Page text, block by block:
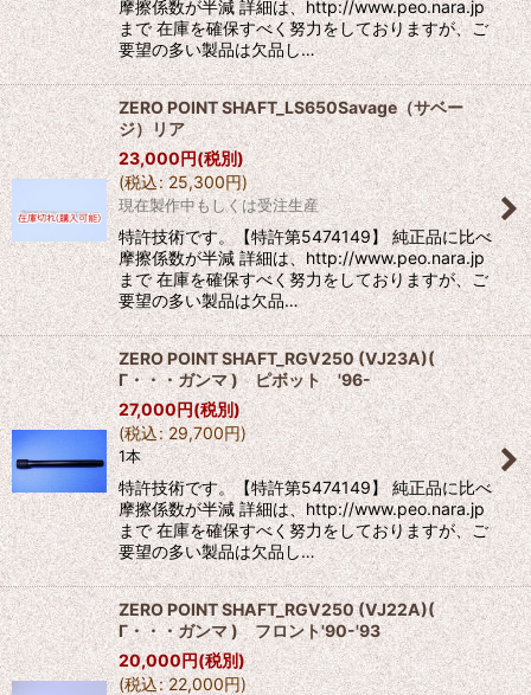
摩擦係数が半減 詳細は、http://www.peo.nara.jp
まで 在庫を確保すべく努力をしておりますが、ご
要望の多い製品は欠品し…
ZERO POINT SHAFT_LS650Savage（サベー
ジ）リア
23,000円(税別)
(税込: 25,300円)
現在製作中もしくは受注生産
特許技術です。【特許第5474149】 純正品に比べ
摩擦係数が半減 詳細は、http://www.peo.nara.jp
まで 在庫を確保すべく努力をしておりますが、ご
要望の多い製品は欠品…
ZERO POINT SHAFT_RGV250 (VJ23A)(
Γ・・・ガンマ ) ピボット '96-
27,000円(税別)
(税込: 29,700円)
1本
特許技術です。【特許第5474149】 純正品に比べ
摩擦係数が半減 詳細は、http://www.peo.nara.jp
まで 在庫を確保すべく努力をしておりますが、ご
要望の多い製品は欠品し…
ZERO POINT SHAFT_RGV250 (VJ22A)(
Γ・・・ガンマ ) フロント'90-'93
20,000円(税別)
(税込: 22,000円)